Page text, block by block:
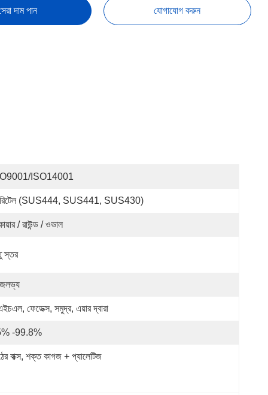
দাম পান যোগাযোগ করুন
ISO14001
(SUS444, SUS441, SUS430)
/ রাউন্ড / ওভাল
স্তর
ফেডেক্স, সমুদ্র, এয়ার দ্বারা
-99.8%
বাক্স, শক্ত কাগজ + প্যালেটিজ